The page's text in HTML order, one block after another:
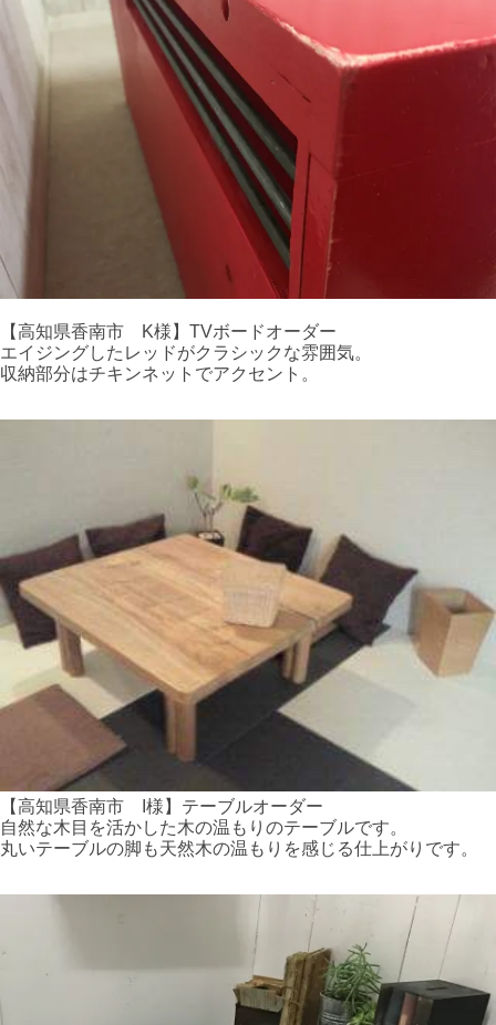
【高知県香南市 K様】TVボードオーダー
エイジングしたレッドがクラシックな雰囲気。
収納部分はチキンネットでアクセント。
【高知県香南市 I様】テーブルオーダー
自然な木目を活かした木の温もりのテーブルです。
丸いテーブルの脚も天然木の温もりを感じる仕上がりです。